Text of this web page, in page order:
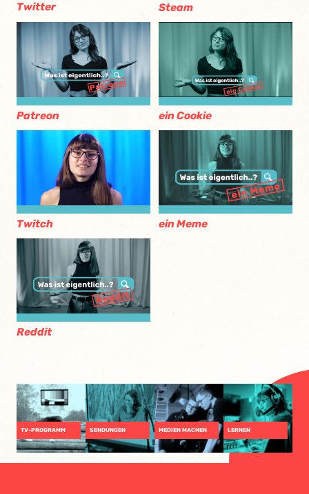
Twitter Steam
Patreon ein Cookie
Twitch ein Meme
Reddit
TV-PROGRAMM SENDUNGEN MEDIEN MACHEN LERNEN